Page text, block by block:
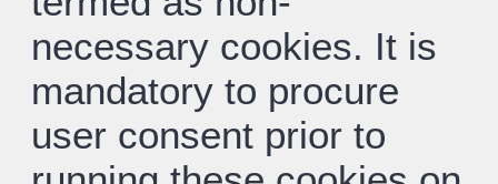
necessary cookies. It is
mandatory to procure
user consent prior to